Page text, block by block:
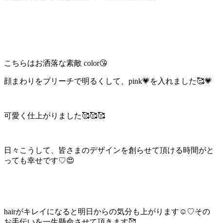
こちらはお洒落な素敵 color😘
顔まわりをブリーチで明るくして、pink💗を入れました🥰💗
可愛く仕上がりました🥰🥰🥰
日々こうして、皆さまのデザインを創らせて頂ける時間がと
っても幸せです♡😍
hairがキレイになると明日からの気分も上がります☺️♡その